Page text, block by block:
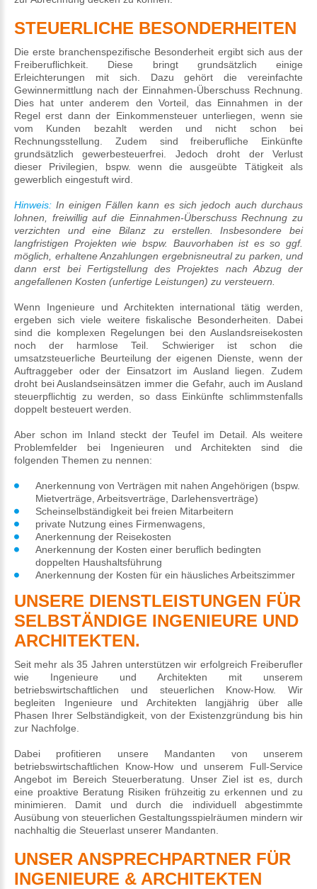
STEUERLICHE BESONDERHEITEN
Die erste branchenspezifische Besonderheit ergibt sich aus der
Freiberuflichkeit. Diese bringt grundsätzlich einige
Erleichterungen mit sich. Dazu gehört die vereinfachte
Gewinnermittlung nach der Einnahmen-Überschuss Rechnung.
Dies hat unter anderem den Vorteil, das Einnahmen in der
Regel erst dann der Einkommensteuer unterliegen, wenn sie
vom Kunden bezahlt werden und nicht schon bei
Rechnungsstellung. Zudem sind freiberufliche Einkünfte
grundsätzlich gewerbesteuerfrei. Jedoch droht der Verlust
dieser Privilegien, bspw. wenn die ausgeübte Tätigkeit als
gewerblich eingestuft wird.
Hinweis: In einigen Fällen kann es sich jedoch auch durchaus
lohnen, freiwillig auf die Einnahmen-Überschuss Rechnung zu
verzichten und eine Bilanz zu erstellen. Insbesondere bei
langfristigen Projekten wie bspw. Bauvorhaben ist es so ggf.
möglich, erhaltene Anzahlungen ergebnisneutral zu parken, und
dann erst bei Fertigstellung des Projektes nach Abzug der
angefallenen Kosten (unfertige Leistungen) zu versteuern.
Wenn Ingenieure und Architekten international tätig werden,
ergeben sich viele weitere fiskalische Besonderheiten. Dabei
sind die komplexen Regelungen bei den Auslandsreisekosten
noch der harmlose Teil. Schwieriger ist schon die
umsatzsteuerliche Beurteilung der eigenen Dienste, wenn der
Auftraggeber oder der Einsatzort im Ausland liegen. Zudem
droht bei Auslandseinsätzen immer die Gefahr, auch im Ausland
steuerpflichtig zu werden, so dass Einkünfte schlimmstenfalls
doppelt besteuert werden.
Aber schon im Inland steckt der Teufel im Detail. Als weitere
Problemfelder bei Ingenieuren und Architekten sind die
folgenden Themen zu nennen:
Anerkennung von Verträgen mit nahen Angehörigen (bspw.
Mietverträge, Arbeitsverträge, Darlehensverträge)
Scheinselbständigkeit bei freien Mitarbeitern
private Nutzung eines Firmenwagens,
Anerkennung der Reisekosten
Anerkennung der Kosten einer beruflich bedingten
doppelten Haushaltsführung
Anerkennung der Kosten für ein häusliches Arbeitszimmer
UNSERE DIENSTLEISTUNGEN FÜR
SELBSTÄNDIGE INGENIEURE UND
ARCHITEKTEN.
Seit mehr als 35 Jahren unterstützen wir erfolgreich Freiberufler
wie Ingenieure und Architekten mit unserem
betriebswirtschaftlichen und steuerlichen Know-How. Wir
begleiten Ingenieure und Architekten langjährig über alle
Phasen Ihrer Selbständigkeit, von der Existenzgründung bis hin
zur Nachfolge.
Dabei profitieren unsere Mandanten von unserem
betriebswirtschaftlichen Know-How und unserem Full-Service
Angebot im Bereich Steuerberatung. Unser Ziel ist es, durch
eine proaktive Beratung Risiken frühzeitig zu erkennen und zu
minimieren. Damit und durch die individuell abgestimmte
Ausübung von steuerlichen Gestaltungsspielräumen mindern wir
nachhaltig die Steuerlast unserer Mandanten.
UNSER ANSPRECHPARTNER FÜR
INGENIEURE & ARCHITEKTEN